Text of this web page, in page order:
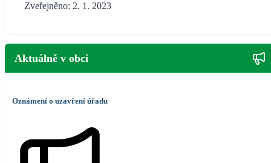
Zveřejněno: 2. 1. 2023
Aktuálně v obci
Oznámení o uzavření úřadu